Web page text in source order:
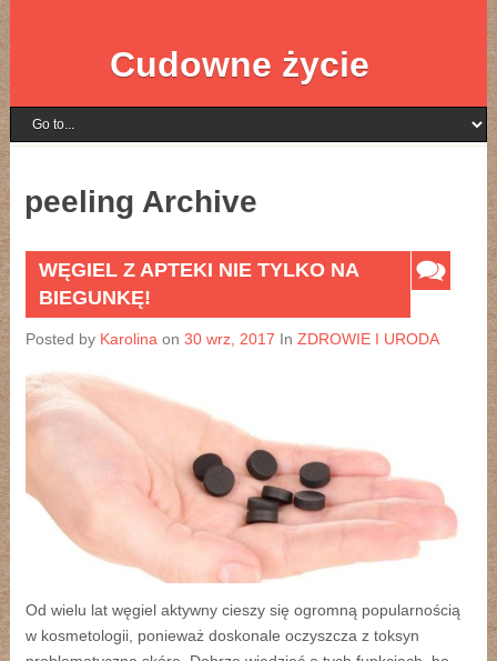
Cudowne życie
peeling Archive
WĘGIEL Z APTEKI NIE TYLKO NA
BIEGUNKĘ!
Posted by Karolina on 30 wrz, 2017 In ZDROWIE I URODA
Od wielu lat węgiel aktywny cieszy się ogromną popularnością
w kosmetologii, ponieważ doskonale oczyszcza z toksyn